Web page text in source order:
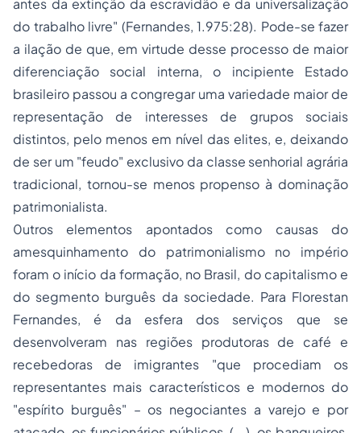
antes da extinção da escravidão e da universalização
do trabalho livre" (Fernandes, 1.975:28). Pode-se fazer
a ilação de que, em virtude desse processo de maior
diferenciação social interna, o incipiente Estado
brasileiro passou a congregar uma variedade maior de
representação de interesses de grupos sociais
distintos, pelo menos em nível das elites, e, deixando
de ser um "feudo" exclusivo da classe senhorial agrária
tradicional, tornou-se menos propenso à dominação
patrimonialista.
0utros elementos apontados como causas do
amesquinhamento do patrimonialismo no império
foram o início da formação, no Brasil, do capitalismo e
do segmento burguês da sociedade. Para Florestan
Fernandes, é da esfera dos serviços que se
desenvolveram nas regiões produtoras de café e
recebedoras de imigrantes "que procediam os
representantes mais característicos e modernos do
"espírito burguês" – os negociantes a varejo e por